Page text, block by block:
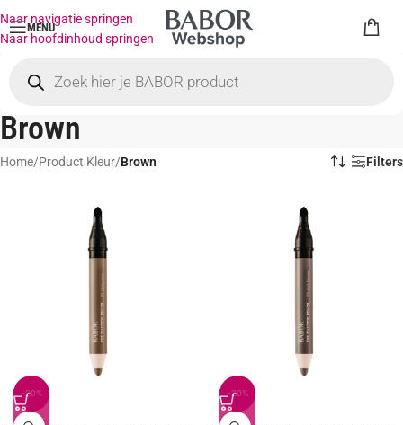
Naar navigatie springen
Naar hoofdinhoud springen
MENU
Brown
Home/Product Kleur/Brown Filters
-20% -20%